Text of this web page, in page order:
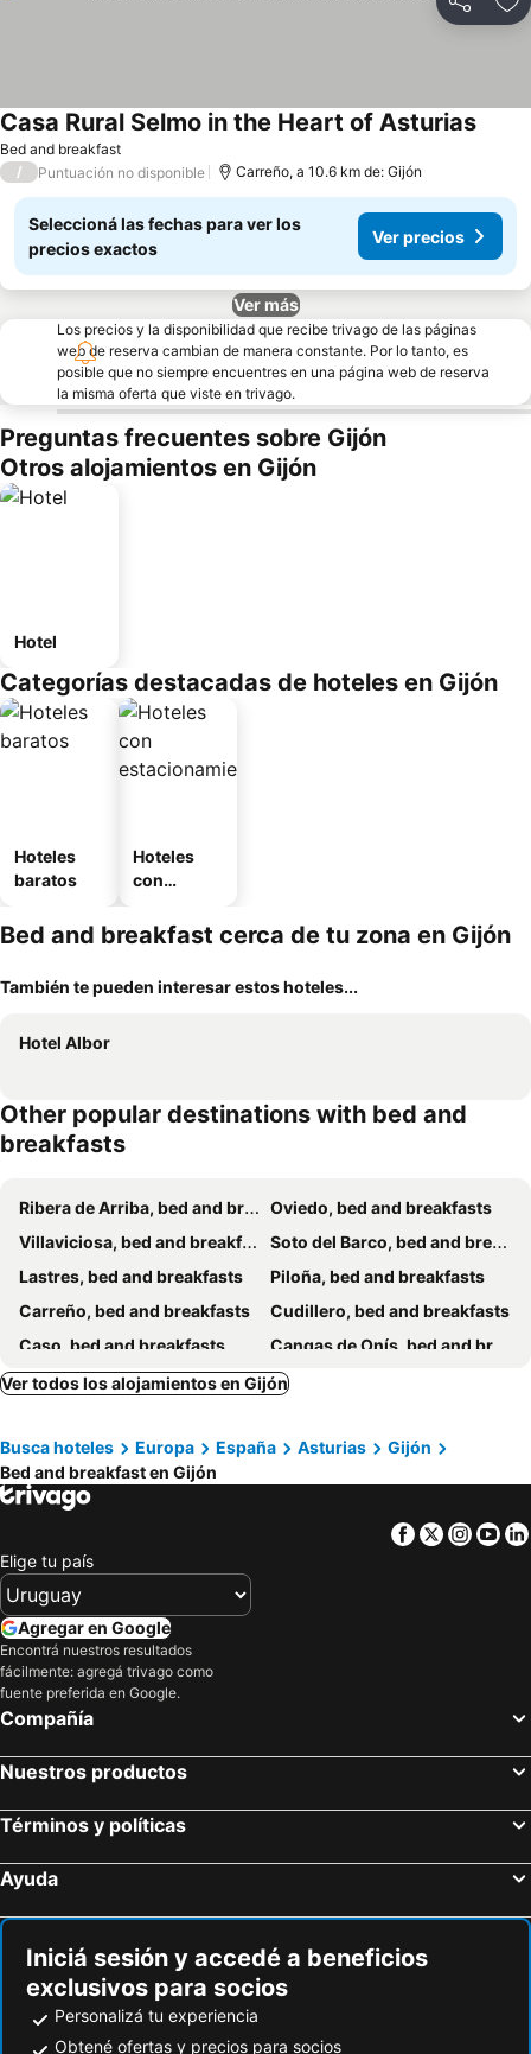
Compartir
Bed and breakfast
Casa Rural Selmo in the Heart of AsturiasVer
/ Puntuación no disponible Carreño, a 10.6 km de: Gijón
Seleccioná las fechas para ver los
precios exactos
Ver precios
Ver más
Los precios y la disponibilidad que recibe trivago de las páginas
web de reserva cambian de manera constante. Por lo tanto, es
posible que no siempre encuentres en una página web de reserva
la misma oferta que viste en trivago.
Preguntas frecuentes sobre Gijón
Otros alojamientos en Gijón
Hotel
Categorías destacadas de hoteles en Gijón
Hoteles
baratos
Hoteles
con
miento
Bed and breakfast cerca de tu zona en Gijón
También te pueden interesar estos hoteles...
Hotel Albor
Other popular destinations with bed and
breakfasts
Ribera de Arriba, bed and breakfasts
Oviedo, bed and breakfasts
Villaviciosa, bed and breakfasts
Soto del Barco, bed and breakfasts
Lastres, bed and breakfasts
Piloña, bed and breakfasts
Carreño, bed and breakfasts
Cudillero, bed and breakfasts
Caso, bed and breakfasts
Cangas de Onís, bed and breakfasts
Ribadesella, bed and breakfasts
Mieres, bed and breakfasts
Ver todos los alojamientos en Gijón
Busca hoteles Europa España Asturias
Gijón
Bed and breakfast en Gijón
Facebook
Twitter
Elige tu país
Agregar en Google
Encontrá nuestros resultados
fácilmente: agregá trivago como
fuente preferida en Google.
Compañía
Nuestros productos
Términos y políticas
Ayuda
Iniciá sesión y accedé a beneficios
exclusivos para socios
Personalizá tu experiencia
Obtené ofertas y precios para socios